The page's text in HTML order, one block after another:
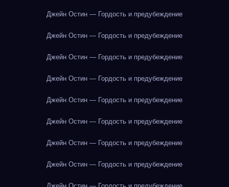
Джейн Остин — Гордость и предубеждение
Джейн Остин — Гордость и предубеждение
Джейн Остин — Гордость и предубеждение
Джейн Остин — Гордость и предубеждение
Джейн Остин — Гордость и предубеждение
Джейн Остин — Гордость и предубеждение
Джейн Остин — Гордость и предубеждение
Джейн Остин — Гордость и предубеждение